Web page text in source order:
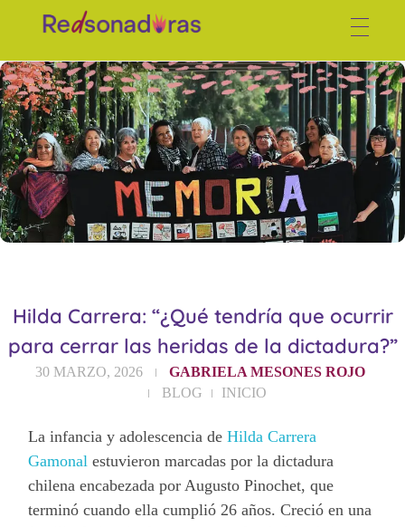
Hilda Carrera: “¿Qué tendría que ocurrir
para cerrar las heridas de la dictadura?”
30 MARZO, 2026
GABRIELA MESONES ROJO
BLOG
INICIO
La infancia y adolescencia deHilda Carrera
Gamonal estuvieron marcadas por la dictadura
chilena encabezada por Augusto Pinochet, que
terminó cuando ella cumplió 26 años. Creció en una